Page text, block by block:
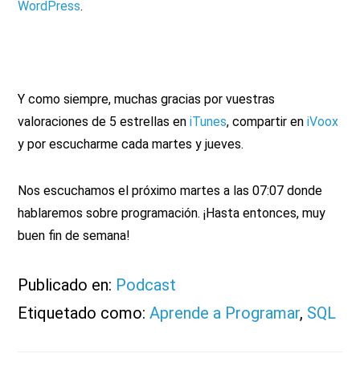
WordPress.
Y como siempre, muchas gracias por vuestras
valoraciones de 5 estrellas eniTunes, compartir eniVoox
y por escucharme cada martes y jueves.
Nos escuchamos el próximo martes a las 07:07 donde
hablaremos sobre programación. ¡Hasta entonces, muy
buen fin de semana!
Publicado en: Podcast
Etiquetado como:Aprende a Programar, SQL